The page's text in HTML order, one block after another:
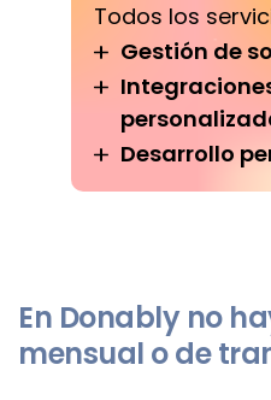
Todos los
Gestión de
Desarrollo
En Donably no
mensual o de